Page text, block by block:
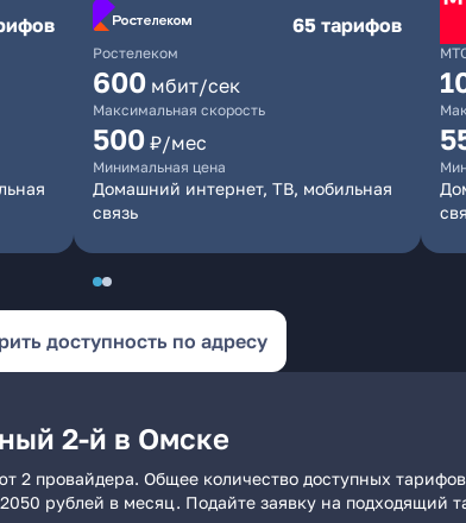
Ростелеком
65 тарифов
600 мбит/сек
Максимальная скорость
500 ₽/мес
Минимальная цена
Домашний интернет, ТВ, мобильная
связь
доступность по адресу
2-й в Омске
2 провайдера. Общее количество доступных
рублей в месяц. Подайте заявку на подходящий